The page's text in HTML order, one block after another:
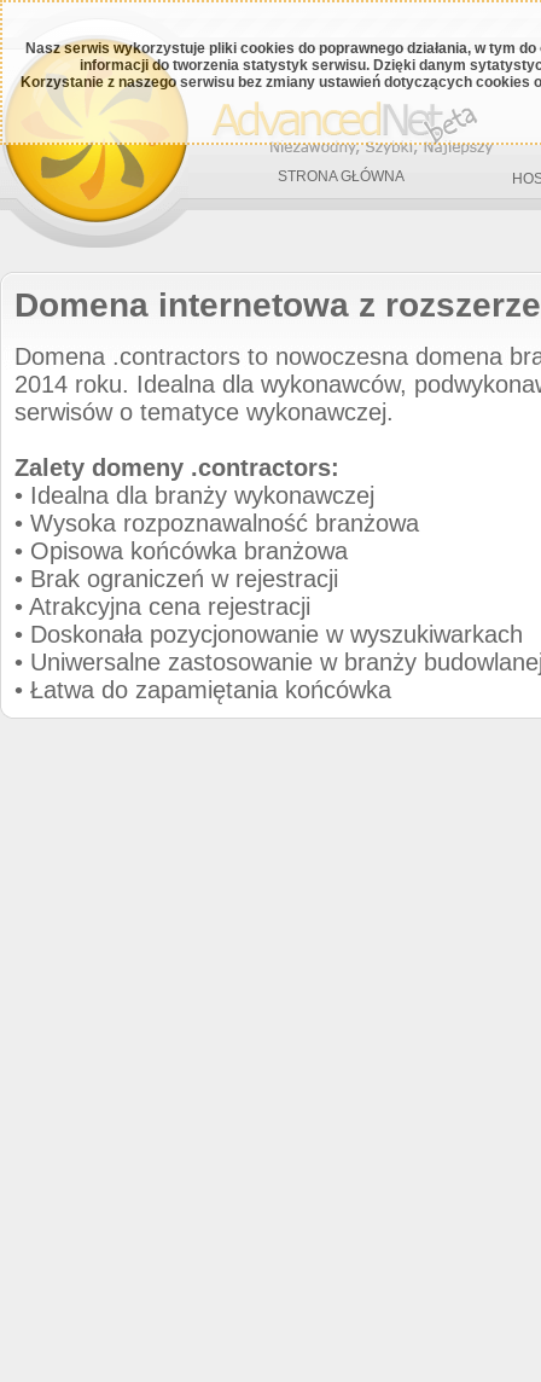
Nasz serwis wykorzystuje pliki cookies do poprawnego działania, w tym
informacji do tworzenia statystyk serwisu. Dzięki danym
Korzystanie z naszego serwisu bez zmiany ustawień dotyczących cookies
STRONA GŁÓWNA
Domena internetowa z
Domena .contractors to nowoczesna domena
2014 roku. Idealna dla wykonawców,
serwisów o tematyce wykonawczej.
Zalety domeny .contractors:
• Idealna dla branży wykonawczej
• Wysoka rozpoznawalność branżowa
• Opisowa końcówka branżowa
• Brak ograniczeń w rejestracji
• Atrakcyjna cena rejestracji
• Doskonała pozycjonowanie w wyszukiwarkach
• Uniwersalne zastosowanie w branży
• Łatwa do zapamiętania końcówka